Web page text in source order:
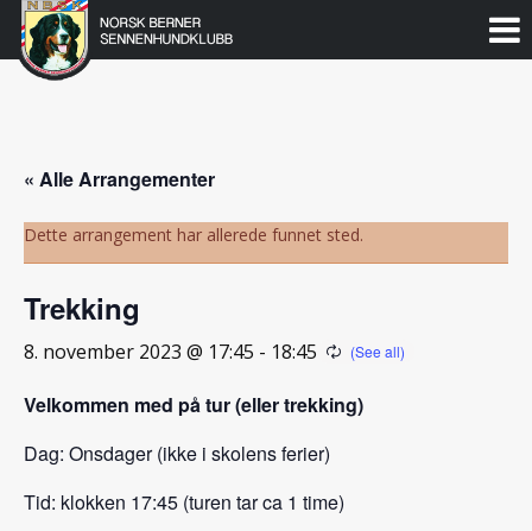
Gå
Norsk
Berner
« Alle Arrangementer
Dette arrangement har allerede funnet sted.
Trekking
8. november 2023 @ 17:45 - 18:45
Velkommen med på tur (eller trekking)
Dag: Onsdager (ikke i skolens ferier)
Tid: klokken 17:45 (turen tar ca 1 time)